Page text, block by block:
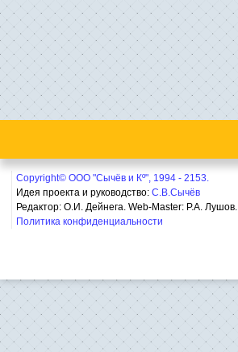
Copyright© ООО "Сычёв и Кº", 1994 - 2153.
Идея проекта и руководство: С.В.Сычёв
Редактор: О.И. Дейнега. Web-Master: Р.А. Лушов.
Политика конфиденциальности